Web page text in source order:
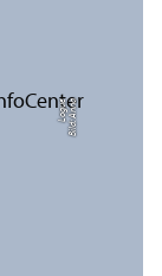
Bil
d:
A
n
n
a
L
o
g
u
e